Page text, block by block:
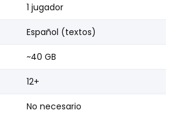
1 jugador
Español (textos)
~40 GB
12+
No necesario